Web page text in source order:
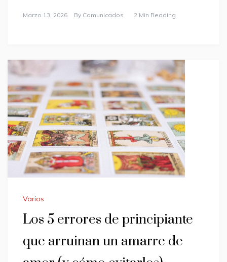
Marzo 13, 2026 By Comunicados 2 Min Reading
Varios
Los 5 errores de principiante
que arruinan un amarre de